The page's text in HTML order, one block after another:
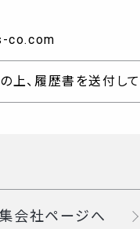
co.com
、履歴書を送付して
会社ページへ